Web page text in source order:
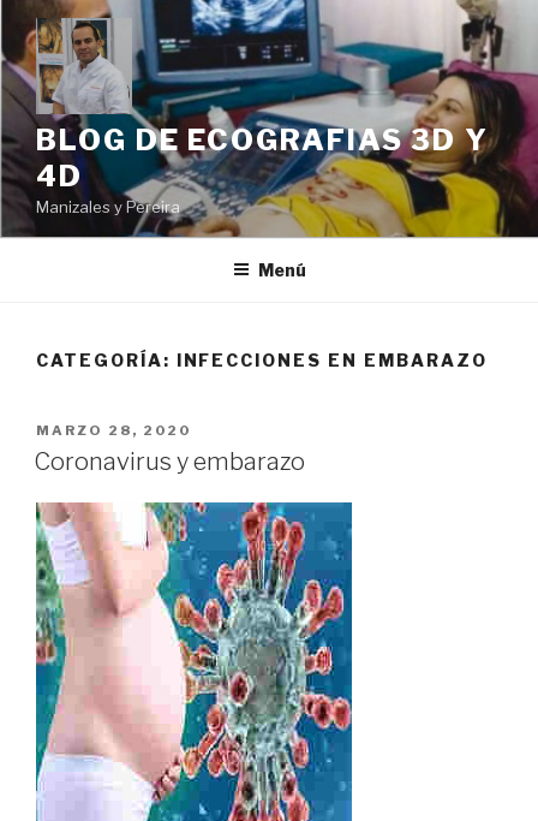
contenido
BLOG DE ECOGRAFIAS 3D Y
4D
Manizales y Pereira
Menú
CATEGORÍA: INFECCIONES EN EMBARAZO
PUBLICADO
EN
MARZO 28, 2020
Coronavirus y embarazo